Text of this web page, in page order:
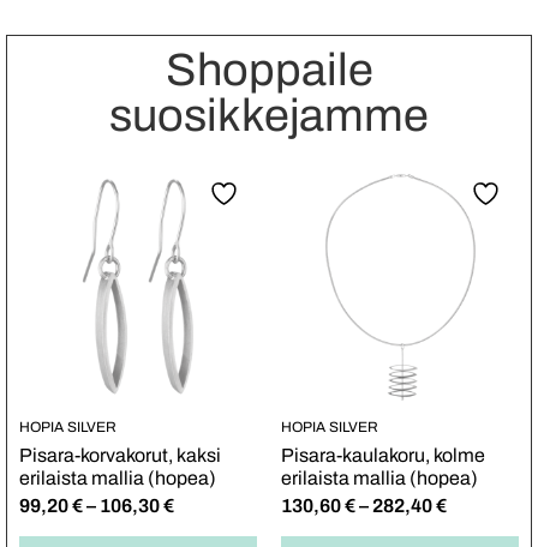
Shoppaile
suosikkejamme
HOPIA SILVER
Pisara-korvakorut, kaksi
erilaista mallia (hopea)
99,20€– 106,30€
HOPIA SILVER
Pisara-kaulakoru, kolme
erilaista mallia (hopea)
130,60€– 282,40€